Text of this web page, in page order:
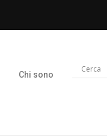
Chi sono